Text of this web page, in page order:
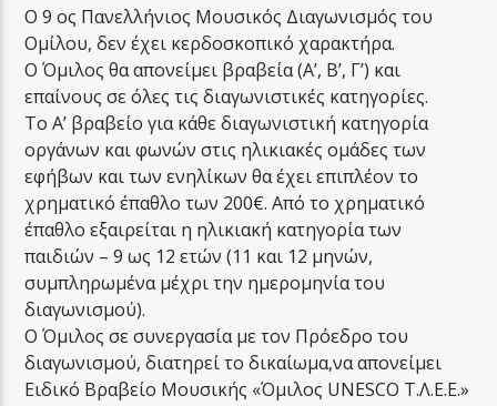
Ο 9 ος Πανελλήνιος Μουσικός Διαγωνισμός του
Ομίλου, δεν έχει κερδοσκοπικό χαρακτήρα.
Ο Όμιλος θα απονείμει βραβεία (Α’, Β’, Γ’) και
επαίνους σε όλες τις διαγωνιστικές κατηγορίες.
Το Α’ βραβείο για κάθε διαγωνιστική κατηγορία
οργάνων και φωνών στις ηλικιακές ομάδες των
εφήβων και των ενηλίκων θα έχει επιπλέον το
χρηματικό έπαθλο των 200€. Από το χρηματικό
έπαθλο εξαιρείται η ηλικιακή κατηγορία των
παιδιών – 9 ως 12 ετών (11 και 12 μηνών,
συμπληρωμένα μέχρι την ημερομηνία του
διαγωνισμού).
O Όμιλος σε συνεργασία με τον Πρόεδρο του
διαγωνισμού, διατηρεί το δικαίωμα,να απονείμει
Ειδικό Βραβείο Μουσικής «Όμιλος UNESCO Τ.Λ.Ε.Ε.»